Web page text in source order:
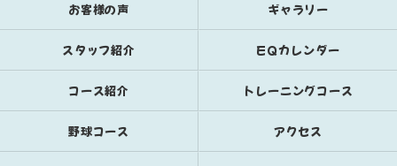
お客様の声 ギャラリー
スタッフ紹介 EQカレンダー
コース紹介 トレーニングコース
野球コース アクセス